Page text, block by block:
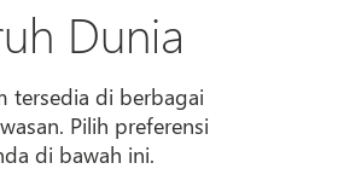
Dunia
tersedia di berbagai
Pilih preferensi
di bawah ini.